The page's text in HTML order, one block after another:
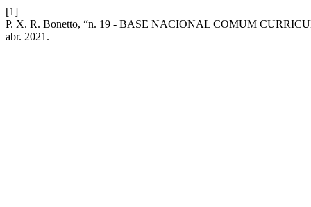
[1]
P. X. R. Bonetto, “n. 19 - BASE NACIONAL COMUM
abr. 2021.